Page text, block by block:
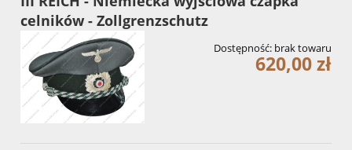
celników - Zollgrenzschutz
Dostępność: brak towaru
620,00 zł